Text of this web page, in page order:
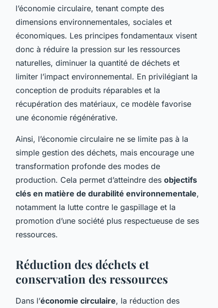
l’économie circulaire, tenant compte des
dimensions environnementales, sociales et
économiques. Les principes fondamentaux visent
donc à réduire la pression sur les ressources
naturelles, diminuer la quantité de déchets et
limiter l’impact environnemental. En privilégiant la
conception de produits réparables et la
récupération des matériaux, ce modèle favorise
une économie régénérative.
Ainsi, l’économie circulaire ne se limite pas à la
simple gestion des déchets, mais encourage une
transformation profonde des modes de
production. Cela permet d’atteindre des objectifs
clés en matière de durabilité environnementale,
notamment la lutte contre le gaspillage et la
promotion d’une société plus respectueuse de ses
ressources.
Réduction des déchets et
conservation des ressources
Dans l’économie circulaire, la réduction des